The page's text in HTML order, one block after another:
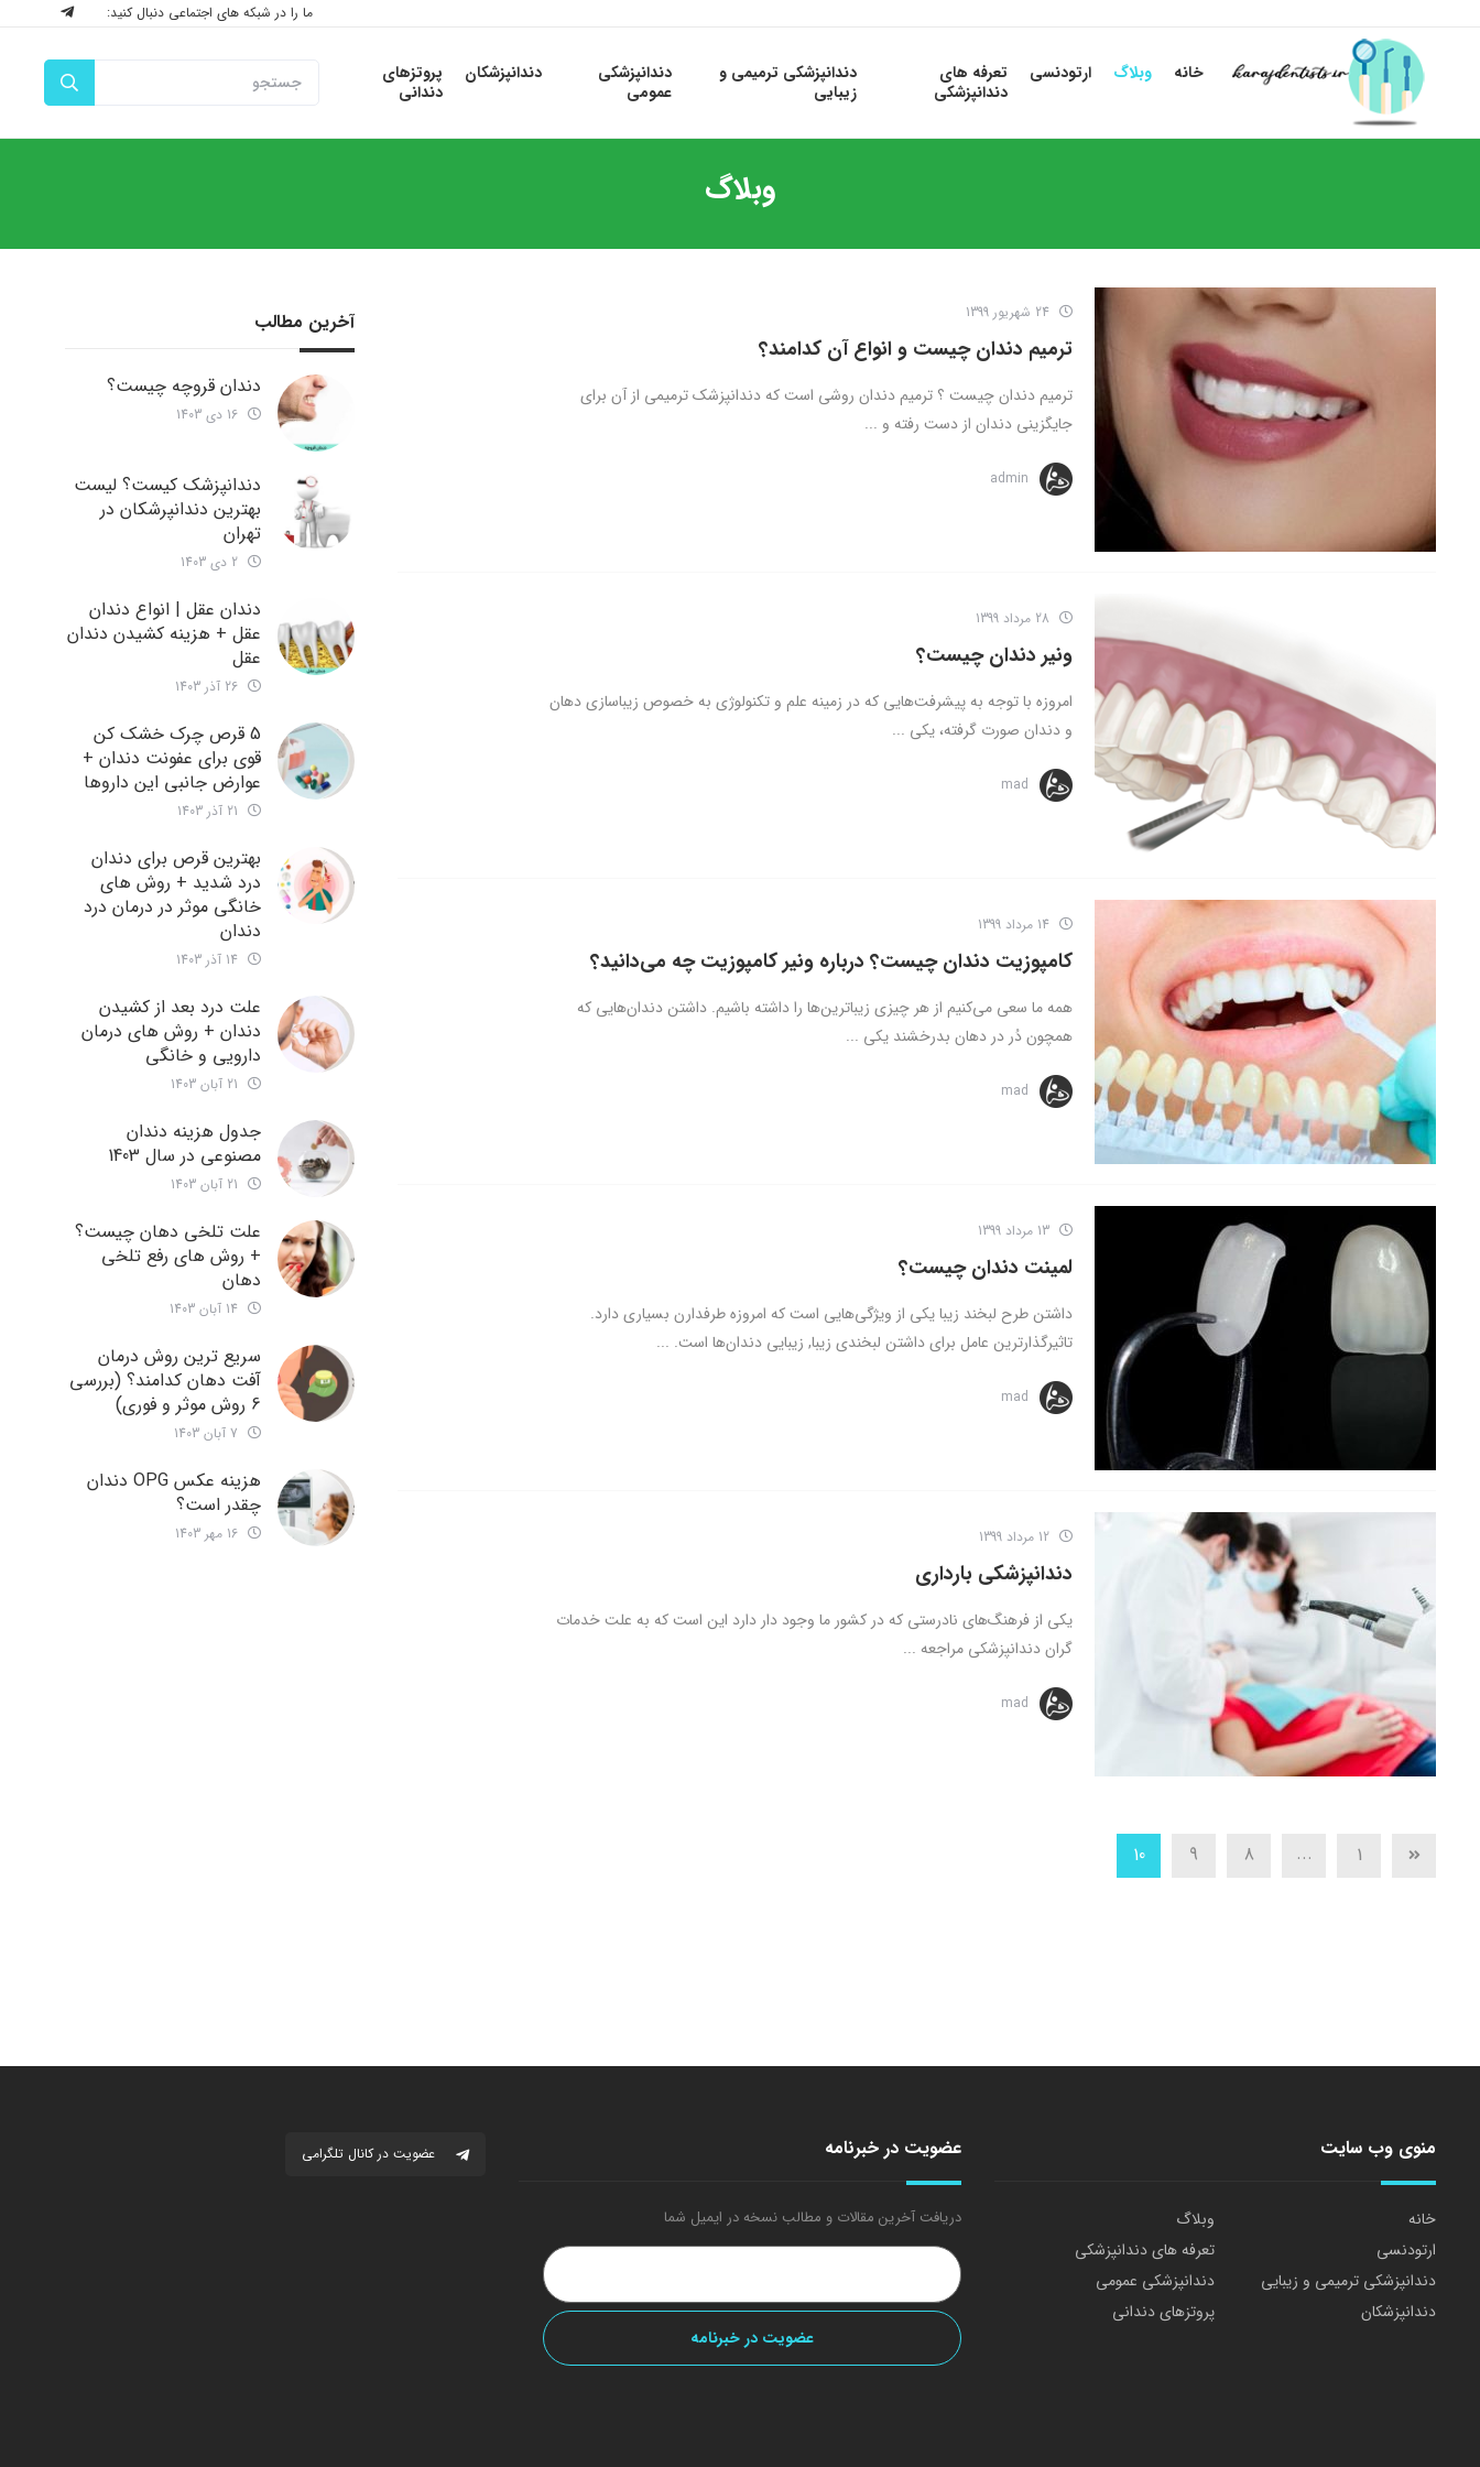
ما را در شبکه های اجتماعی دنبال کنید:
خانه وبلاگ ارتودنسی
تعرفه های
دندانپزشکی
دندانپزشکی ترمیمی و
زیبایی
دندانپزشکی
عمومی
دندانپزشکان
پروتزهای
دندانی
وبلاگ
ترمیم دندان چیست و انواع آن کدامند؟
ترمیم دندان چیست ؟ ترمیم دندان روشی است که دندانپزشک ترمیمی از آن برای
جایگزینی دندان از دست رفته و ...
admin
ونیر دندان چیست؟
امروزه با توجه به پیشرفت‌هایی که در زمینه علم و تکنولوژی به خصوص زیباسازی دهان
و دندان صورت گرفته، یکی ...
mad
کامپوزیت دندان چیست؟ درباره ونیر کامپوزیت چه می‌دانید؟
همه ما سعی می‌کنیم از هر چیزی زیباترین‌ها را داشته باشیم. داشتن دندان‌هایی که
همچون دُر در دهان بدرخشند یکی ...
mad
لمینت دندان چیست؟
داشتن طرح لبخند زیبا یکی از ویژگی‌هایی است که امروزه طرفدارن بسیاری دارد.
تاثیرگذارترین عامل برای داشتن لبخندی زیبا, زیبایی دندان‌ها است. ...
mad
دندانپزشکی بارداری
یکی از فرهنگ‌های نادرستی که در کشور ما وجود دار دارد این است که به علت خدمات
گران دندانپزشکی مراجعه ...
mad
1
...
8
9
10
آخرین مطالب
دندان قروچه چیست؟
دندانپزشک کیست؟ لیست
بهترین دندانپرشکان در
تهران
دندان عقل | انواع دندان
عقل + هزینه کشیدن دندان
عقل
5 قرص چرک خشک کن
قوی برای عفونت دندان +
عوارض جانبی این داروها
بهترین قرص برای دندان
درد شدید + روش های
خانگی موثر در درمان درد
دندان
علت درد بعد از کشیدن
دندان + روش های درمان
دارویی و خانگی
جدول هزینه دندان
مصنوعی در سال 1403
علت تلخی دهان چیست؟
+ روش های رفع تلخی
دهان
سریع ترین روش درمان
آفت دهان کدامند؟ (بررسی
6 روش موثر و فوری)
هزینه عکس OPG دندان
چقدر است؟
منوی وب سایت
خانه
وبلاگ
ارتودنسی
تعرفه های دندانپزشکی
دندانپزشکی ترمیمی و زیبایی
دندانپزشکی عمومی
دندانپزشکان
پروتزهای دندانی
عضویت در خبرنامه
دریافت آخرین مقالات و مطالب نسخه در ایمیل شما
عضویت در کانال تلگرامی